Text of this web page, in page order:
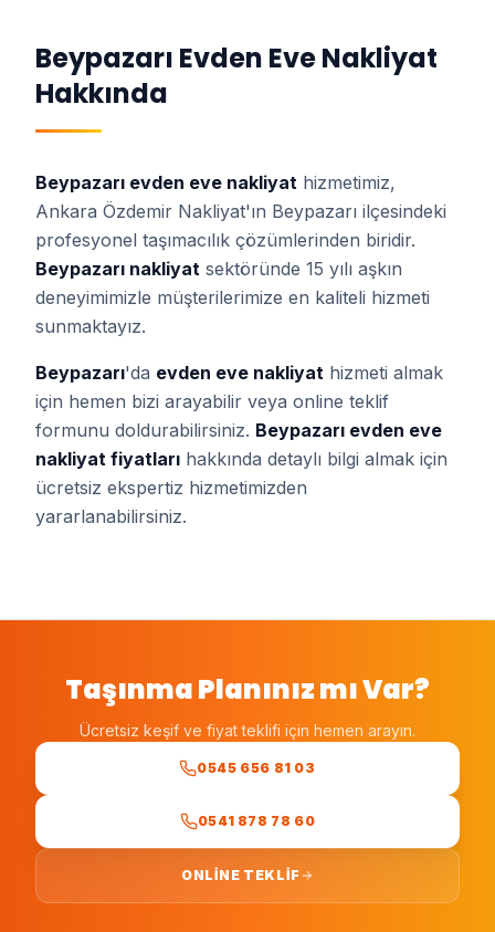
Beypazarı Evden Eve Nakliyat
Hakkında
Beypazarı evden eve nakliyat hizmetimiz,
Ankara Özdemir Nakliyat'ın Beypazarı ilçesindeki
profesyonel taşımacılık çözümlerinden biridir.
Beypazarı nakliyat sektöründe 15 yılı aşkın
deneyimimizle müşterilerimize en kaliteli hizmeti
sunmaktayız.
Beypazarı'da evden eve nakliyat hizmeti almak
için hemen bizi arayabilir veya online teklif
formunu doldurabilirsiniz. Beypazarı evden eve
nakliyat fiyatları hakkında detaylı bilgi almak için
ücretsiz ekspertiz hizmetimizden
yararlanabilirsiniz.
Taşınma Planınız mı Var?
Ücretsiz keşif ve fiyat teklifi için hemen arayın.
0545 656 81 03
0541 878 78 60
ONLINE TEKLIF